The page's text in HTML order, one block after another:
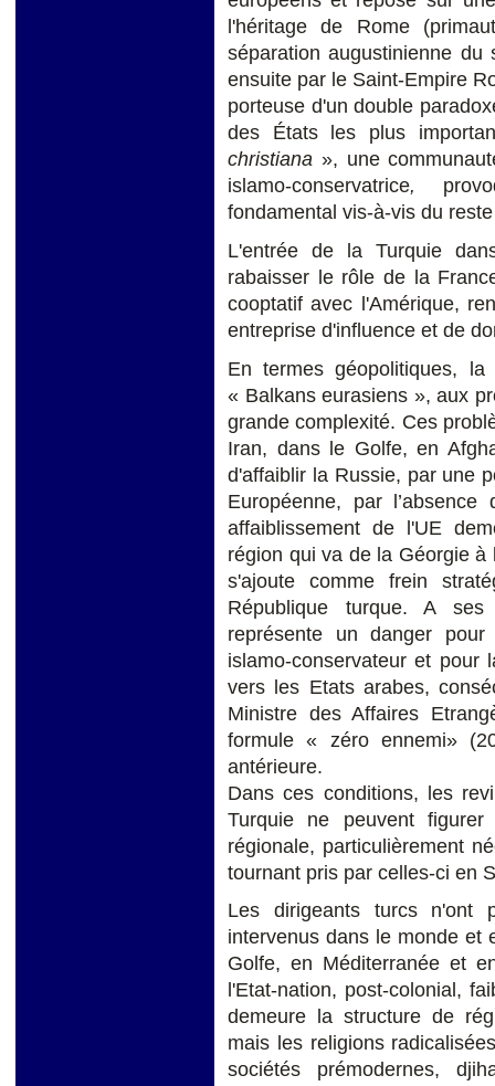
l'héritage de Rome
séparation augustinienne
ensuite par le Saint-Empire
porteuse d'un double
des États les plus
christiana », une
islamo-conservatrice,
fondamental vis-à-vis du
L'entrée de la Turquie
rabaisser le rôle de la
cooptatif avec l'Amérique,
entreprise d'influence et de
En termes géopolitiques,
« Balkans eurasiens », aux
grande complexité. Ces
Iran, dans le Golfe, en
d'affaiblir la Russie, par une
Européenne, par
affaiblissement de l'UE
région qui va de la Géorgie
s'ajoute comme frein
République turque. A
représente un danger
islamo-conservateur et pour
vers les Etats arabes,
Ministre des Affaires
formule « zéro ennemi»
antérieure.
Dans ces conditions, les
Turquie ne peuvent
régionale, particulièrement
tournant pris par celles-ci en
Les dirigeants turcs n'ont
intervenus dans le monde et
Golfe, en Méditerranée et
l'Etat-nation, post-colonial,
demeure la structure de
mais les religions
sociétés prémodernes,